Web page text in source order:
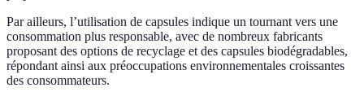
Par ailleurs, l’utilisation de capsules indique un tournant vers une
consommation plus responsable, avec de nombreux fabricants
proposant des options de recyclage et des capsules biodégradables,
répondant ainsi aux préoccupations environnementales croissantes
des consommateurs.